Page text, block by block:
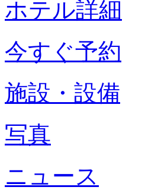
ホテル詳細
今すぐ予約
施設・設備
写真
ニュース